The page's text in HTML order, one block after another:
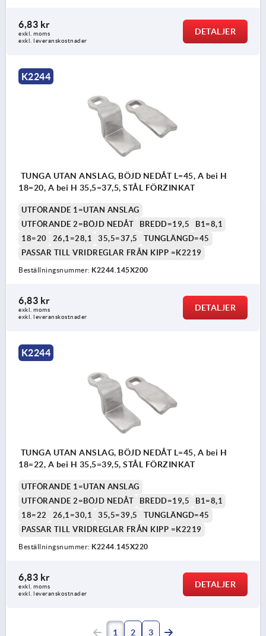
6,83 kr
exkl. moms
exkl. leveranskostnader
DETALJER
K2244
TUNGA UTAN ANSLAG, BÖJD NEDÅT L=45, A bei H
18=20, A bei H 35,5=37,5, STÅL FÖRZINKAT
UTFÖRANDE 1=UTAN ANSLAG
UTFÖRANDE 2=BÖJD NEDÅT
BREDD=19,5
B1=8,1
18=20
26,1=28,1 35,5=37,5
TUNGLÄNGD=45
PASSAR TILL VRIDREGLAR FRÅN KIPP =K2219
Beställningsnummer: K2244.145X200
6,83 kr
exkl. moms
exkl. leveranskostnader
DETALJER
K2244
TUNGA UTAN ANSLAG, BÖJD NEDÅT L=45, A bei H
18=22, A bei H 35,5=39,5, STÅL FÖRZINKAT
UTFÖRANDE 1=UTAN ANSLAG
UTFÖRANDE 2=BÖJD NEDÅT
BREDD=19,5
B1=8,1
18=22
26,1=30,1 35,5=39,5
TUNGLÄNGD=45
PASSAR TILL VRIDREGLAR FRÅN KIPP =K2219
Beställningsnummer: K2244.145X220
6,83 kr
exkl. moms
exkl. leveranskostnader
DETALJER
1 2 3